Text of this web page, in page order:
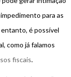
para as
é possível
como já falamos
fiscais.